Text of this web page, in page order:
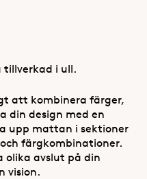
tillverkad i ull.
att kombinera färger,
din design med en
upp mattan i sektioner
färgkombinationer.
olika avslut på din
vision.